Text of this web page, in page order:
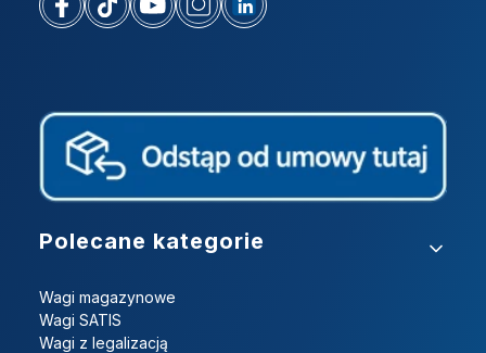
Linki w stopce
Polecane kategorie
Wagi magazynowe
Wagi SATIS
Wagi z legalizacją